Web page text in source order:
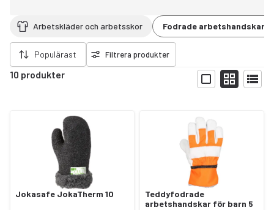
Arbetskläder och arbetsskor Fodrade arbetshandskar
Populärast Filtrera produkter
10 produkter
Visa
filter
Jokasafe JokaTherm 10
Teddyfodrade
arbetshandskar för barn 5